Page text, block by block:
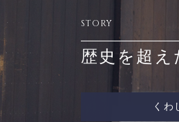
STORY
歴史を超え
くわ